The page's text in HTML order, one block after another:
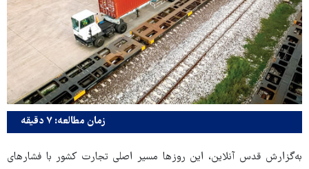
زمان مطالعه: ۷ دقیقه
به‌گزارش قدس آنلاین، این روزها مسیر اصلی تجارت کشور با فشارهای